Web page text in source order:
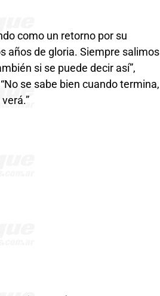
como un retorno por su
años de gloria. Siempre salimos
si se puede decir así”,
se sabe bien cuando termina,